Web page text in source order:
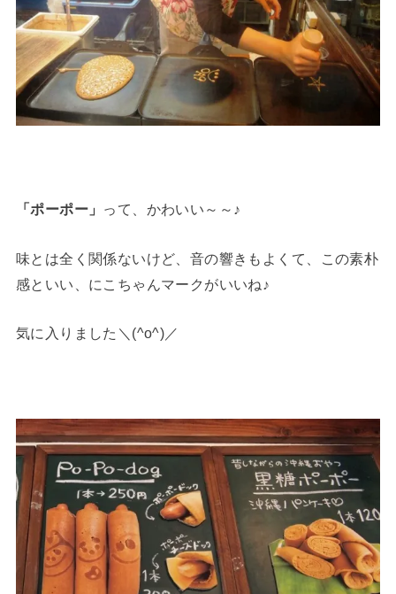
「ポーポー」 って、かわいい～～♪
味とは全く関係ないけど、音の響きもよくて、この素朴
感といい、にこちゃんマークがいいね♪
気に入りました＼(^o^)／